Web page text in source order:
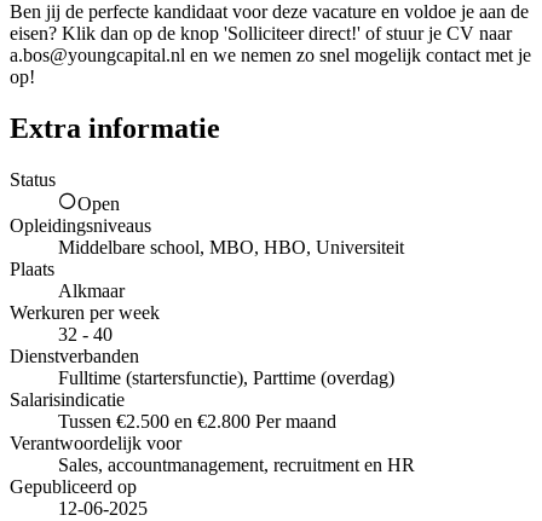
Ben jij de perfecte kandidaat voor deze vacature en voldoe je aan de
eisen? Klik dan op de knop 'Solliciteer direct!' of stuur je CV naar
a.bos@youngcapital.nl en we nemen zo snel mogelijk contact met je
op!
Extra informatie
Status
Open
Opleidingsniveaus
Middelbare school, MBO, HBO, Universiteit
Plaats
Alkmaar
Werkuren per week
32 - 40
Dienstverbanden
Fulltime (startersfunctie), Parttime (overdag)
Salarisindicatie
Tussen €2.500 en €2.800 Per maand
Verantwoordelijk voor
Sales, accountmanagement, recruitment en HR
Gepubliceerd op
12-06-2025